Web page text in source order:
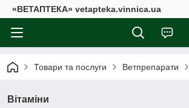
«ВЕТАПТЕКА» vetapteka.vinnica.ua
Товари та послуги Ветпрепарати
Вітаміни